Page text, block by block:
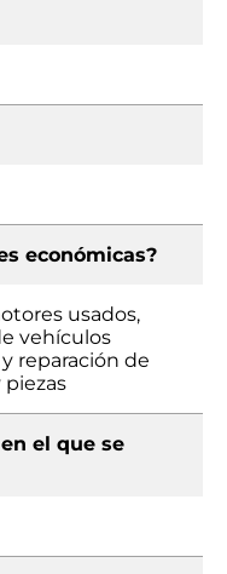
económicas?
usados,
vehículos
reparación de
el que se